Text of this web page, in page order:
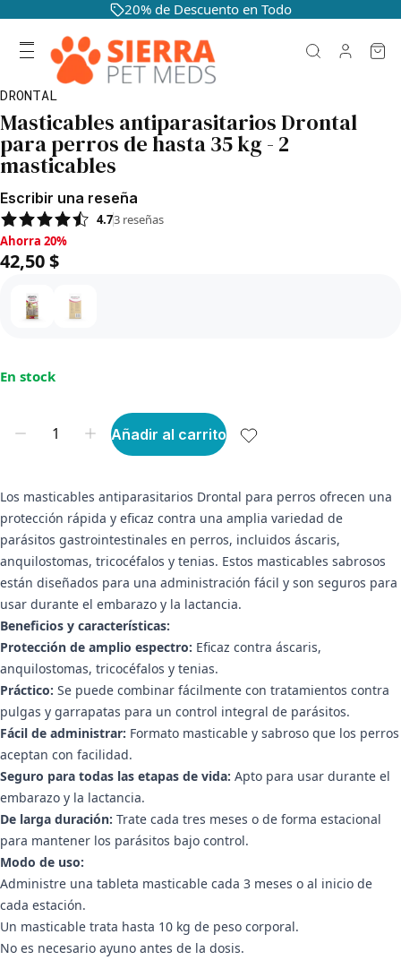
20% de Descuento en Todo
DRONTAL
Masticables antiparasitarios Drontal
para perros de hasta 35 kg - 2
masticables
Escribir una reseña
4.73 reseñas
Ahorra 20%, 42,50 $
Ahorra 20%
42,50 $
En stock
Añadir al carrito
Los masticables antiparasitarios Drontal para perros ofrecen una
protección rápida y eficaz contra una amplia variedad de
parásitos gastrointestinales en perros, incluidos áscaris,
anquilostomas, tricocéfalos y tenias. Estos masticables sabrosos
están diseñados para una administración fácil y son seguros para
usar durante el embarazo y la lactancia.
Beneficios y características:
Protección de amplio espectro: Eficaz contra áscaris,
anquilostomas, tricocéfalos y tenias.
Práctico: Se puede combinar fácilmente con tratamientos contra
pulgas y garrapatas para un control integral de parásitos.
Fácil de administrar: Formato masticable y sabroso que los perros
aceptan con facilidad.
Seguro para todas las etapas de vida: Apto para usar durante el
embarazo y la lactancia.
De larga duración: Trate cada tres meses o de forma estacional
para mantener los parásitos bajo control.
Modo de uso:
Administre una tableta masticable cada 3 meses o al inicio de
cada estación.
Un masticable trata hasta 10 kg de peso corporal.
No es necesario ayuno antes de la dosis.